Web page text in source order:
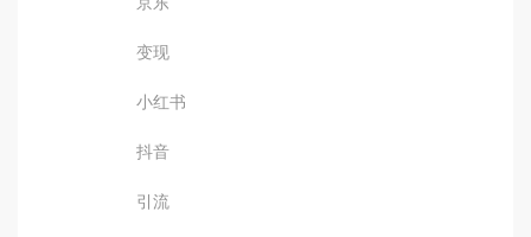
变现
小红书
抖音
引流